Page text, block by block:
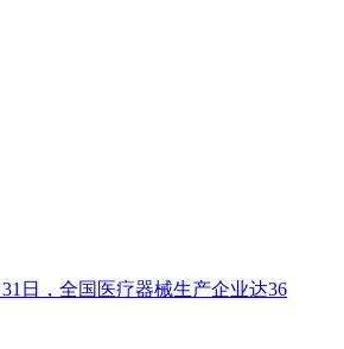
日，全国医疗器械生产企业达36